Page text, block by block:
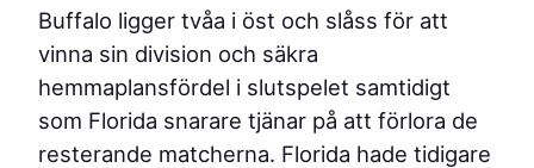
Buffalo ligger tvåa i öst och slåss för att
vinna sin division och säkra
hemmaplansfördel i slutspelet samtidigt
som Florida snarare tjänar på att förlora de
resterande matcherna. Florida hade tidigare